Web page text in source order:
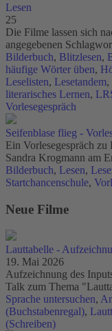
Lesen
25
Die Filme lassen sich
angegebenen
Bilderbuch, Blitzlesen,
häufige Wörter üben,
Leselisten, Lesetandem,
literarisches Lernen,
Vorlesegespräch
Seifenblase flieg -
Ein Vorlesegespräch
Sandra Krogmann am
Bilderbuch, Lesen,
Startchancenschule,
Neue Filme
Lauttabelle -
19. Mai 2026
Aufzeichnung des
Talk zum Thema
Sprache untersuchen,
(Buchstabenregal),
(Schreiben)